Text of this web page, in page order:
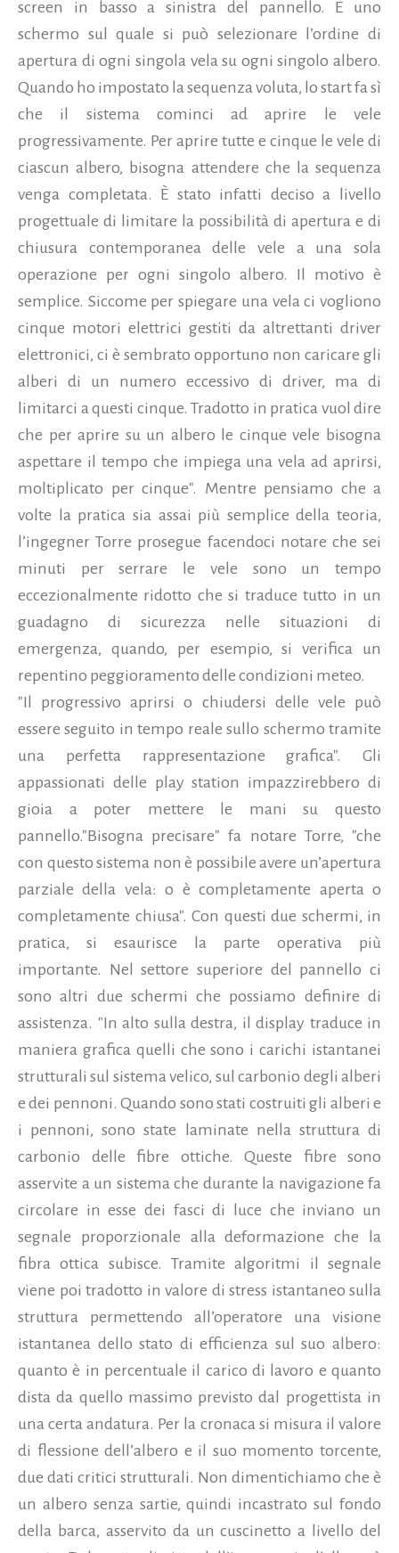
screen in basso a sinistra del pannello. È uno
schermo sul quale si può selezionare l’ordine di
apertura di ogni singola vela su ogni singolo albero.
Quando ho impostato la sequenza voluta, lo start fa sì
che il sistema cominci ad aprire le vele
progressivamente. Per aprire tutte e cinque le vele di
ciascun albero, bisogna attendere che la sequenza
venga completata. È stato infatti deciso a livello
progettuale di limitare la possibilità di apertura e di
chiusura contemporanea delle vele a una sola
operazione per ogni singolo albero. Il motivo è
semplice. Siccome per spiegare una vela ci vogliono
cinque motori elettrici gestiti da altrettanti driver
elettronici, ci è sembrato opportuno non caricare gli
alberi di un numero eccessivo di driver, ma di
limitarci a questi cinque. Tradotto in pratica vuol dire
che per aprire su un albero le cinque vele bisogna
aspettare il tempo che impiega una vela ad aprirsi,
moltiplicato per cinque". Mentre pensiamo che a
volte la pratica sia assai più semplice della teoria,
l’ingegner Torre prosegue facendoci notare che sei
minuti per serrare le vele sono un tempo
eccezionalmente ridotto che si traduce tutto in un
guadagno di sicurezza nelle situazioni di
emergenza, quando, per esempio, si verifica un
repentino peggioramento delle condizioni meteo.
"Il progressivo aprirsi o chiudersi delle vele può
essere seguito in tempo reale sullo schermo tramite
una perfetta rappresentazione grafica". Gli
appassionati delle play station impazzirebbero di
gioia a poter mettere le mani su questo
pannello."Bisogna precisare" fa notare Torre, "che
con questo sistema non è possibile avere un’apertura
parziale della vela: o è completamente aperta o
completamente chiusa". Con questi due schermi, in
pratica, si esaurisce la parte operativa più
importante. Nel settore superiore del pannello ci
sono altri due schermi che possiamo definire di
assistenza. "In alto sulla destra, il display traduce in
maniera grafica quelli che sono i carichi istantanei
strutturali sul sistema velico, sul carbonio degli alberi
e dei pennoni. Quando sono stati costruiti gli alberi e
i pennoni, sono state laminate nella struttura di
carbonio delle fibre ottiche. Queste fibre sono
asservite a un sistema che durante la navigazione fa
circolare in esse dei fasci di luce che inviano un
segnale proporzionale alla deformazione che la
fibra ottica subisce. Tramite algoritmi il segnale
viene poi tradotto in valore di stress istantaneo sulla
struttura permettendo all’operatore una visione
istantanea dello stato di efficienza sul suo albero:
quanto è in percentuale il carico di lavoro e quanto
dista da quello massimo previsto dal progettista in
una certa andatura. Per la cronaca si misura il valore
di flessione dell’albero e il suo momento torcente,
due dati critici strutturali. Non dimentichiamo che è
un albero senza sartie, quindi incastrato sul fondo
della barca, asservito da un cuscinetto a livello del